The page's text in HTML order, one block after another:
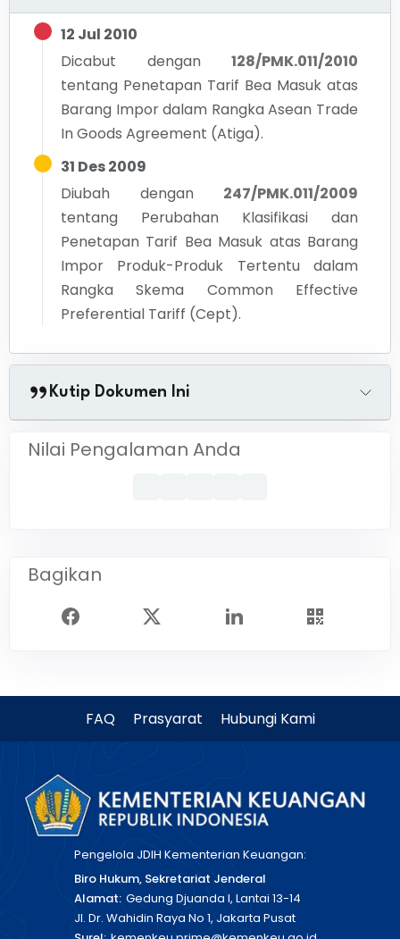
12 Jul 2010
Dicabut dengan
128/PMK.011/2010
tentang Penetapan Tarif Bea Masuk atas
Barang Impor dalam Rangka Asean Trade
In Goods Agreement (Atiga).
31 Des 2009
Diubah dengan
247/PMK.011/2009
tentang Perubahan Klasifikasi dan
Penetapan Tarif Bea Masuk atas Barang
Impor Produk-Produk Tertentu dalam
Rangka Skema Common Effective
Preferential Tariff (Cept).
Kutip Dokumen Ini
Nilai Pengalaman Anda
Bagikan
FAQ Prasyarat Hubungi Kami
Pengelola JDIH Kementerian Keuangan:
Biro Hukum, Sekretariat Jenderal
Alamat: Gedung Djuanda I, Lantai 13-14
Jl. Dr. Wahidin Raya No 1, Jakarta Pusat